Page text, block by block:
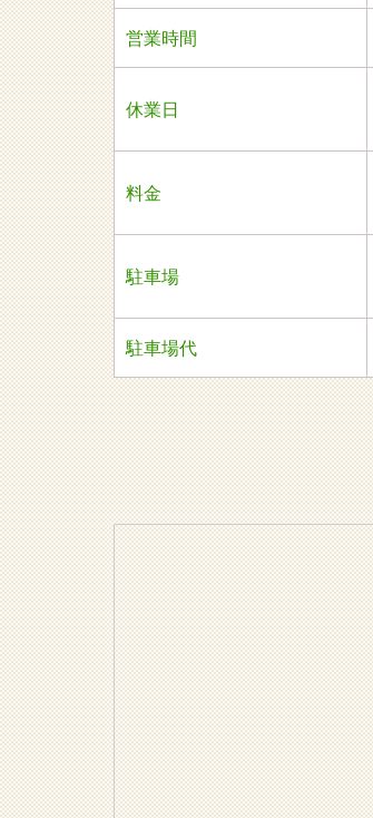
営業時間
休業日
料金
駐車場
駐車場代